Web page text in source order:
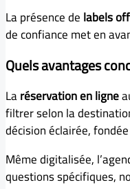
La présence delabels
de confiance met en
Quels avantages
Laréservation en ligne
filtrer selon la
décision éclairée,
Même digitalisée,
questions spécifiques,